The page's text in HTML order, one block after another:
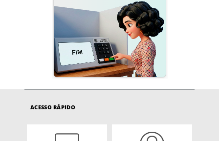
ACESSO RÁPIDO